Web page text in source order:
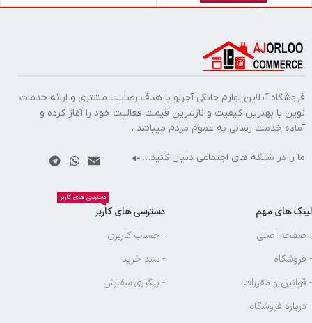
فروشگاه آنلاین لوازم خانگی آجرلو با هدف رضایت مشتری و ارائه خدمات
نوین با بهترین کیفیت و نازلترین قیمت فعالیت خود را آغاز کرده و
آماده خدمت رسانی به عموم مردم میباشد .
ما را در شبکه های اجتماعی دنبال کنید…
لینک های مهم
- صفحه اصلی
- فروشگاه
- قوانین و مقررات
- درباره فروشگاه
دسترسی های کاربر
دسترسی های کاربر
- حساب کاربری
- سبد خرید
- پیگیری سفارش